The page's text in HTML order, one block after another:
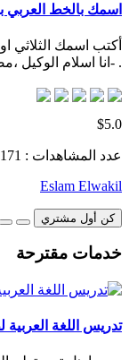
اسمك بالخط
أكتب اسمك
. -انا اسلام
$5.0
عدد المشاهدات : 3171
Eslam Elwakil
كن أول مشتري
خدمات مقترحة
تدريس اللغة العربية